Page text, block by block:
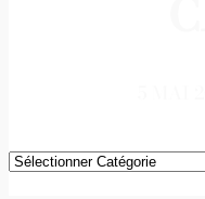
Catégories